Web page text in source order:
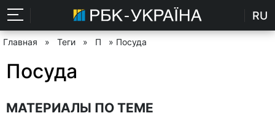
RU
Главная » Теги » П » Посуда
Посуда
МАТЕРИАЛЫ ПО ТЕМЕ